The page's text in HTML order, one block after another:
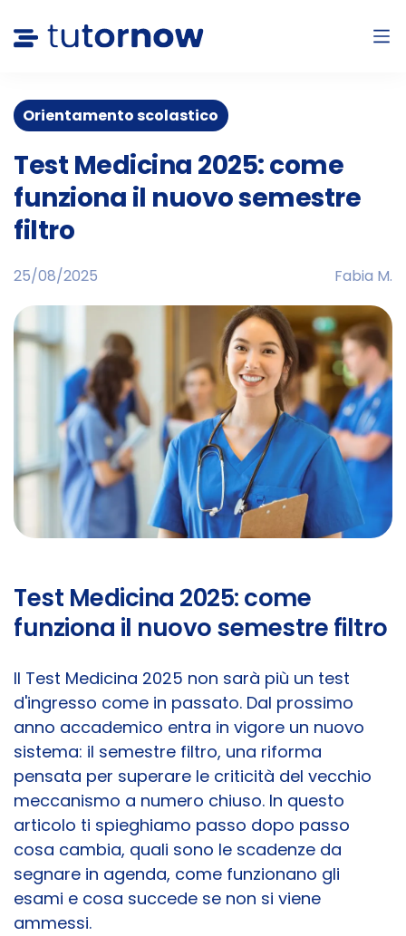
Orientamento scolastico
Test Medicina 2025: come
funziona il nuovo semestre
filtro
25/08/2025 Fabia M.
Test Medicina 2025: come
funziona il nuovo semestre filtro
Il Test Medicina 2025 non sarà più un test
d'ingresso come in passato. Dal prossimo
anno accademico entra in vigore un nuovo
sistema: il semestre filtro, una riforma
pensata per superare le criticità del vecchio
meccanismo a numero chiuso. In questo
articolo ti spieghiamo passo dopo passo
cosa cambia, quali sono le scadenze da
segnare in agenda, come funzionano gli
esami e cosa succede se non si viene
ammessi.